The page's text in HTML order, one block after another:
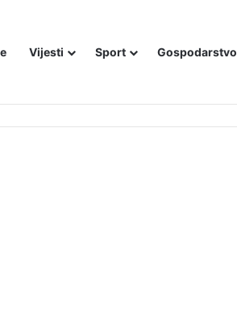
Vijesti Sport Gospodarstvo